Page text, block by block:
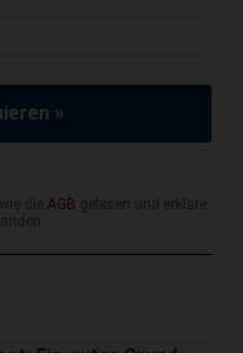
»
die AGB gelesen und erkläre